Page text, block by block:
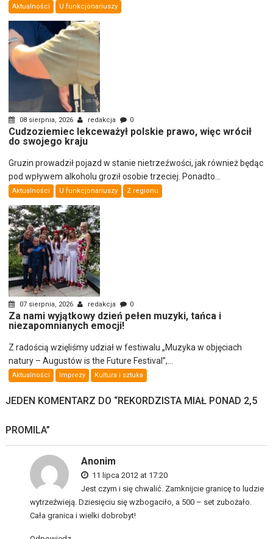
Aktualności U funkcjonariuszy
08 sierpnia, 2026 redakcja 0
Cudzoziemiec lekceważył polskie prawo, więc wrócił
do swojego kraju
Gruzin prowadził pojazd w stanie nietrzeźwości, jak również będąc
pod wpływem alkoholu groził osobie trzeciej. Ponadto...
Aktualności U funkcjonariuszy Z regionu
07 sierpnia, 2026 redakcja 0
Za nami wyjątkowy dzień pełen muzyki, tańca i
niezapomnianych emocji!
Z radością wzięliśmy udział w festiwalu „Muzyka w objęciach
natury – Augustów is the Future Festival”,...
Aktualności Imprezy Kultura i sztuka
JEDEN KOMENTARZ DO “REKORDZISTA MIAŁ PONAD 2,5
PROMILA”
Anonim
11 lipca 2012 at 17:20
Jest czym i się chwalić. Zamknijcie granicę to ludzie
wytrzeźwieją. Dziesięciu się wzbogaciło, a 500 – set zubożało.
Cała granica i wielki dobrobyt!